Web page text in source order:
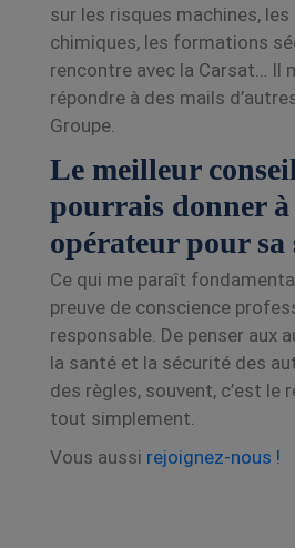
sur les risques machines, les
chimiques, les formations
rencontre avec la Carsat… Il
répondre à des mails
Groupe.
Le meilleur
pourrais donner
opérateur pour sa
Ce qui me paraît
preuve de conscience
responsable. De penser aux
la santé et la sécurité des
des règles, souvent, c’est le
tout simplement.
Vous aussi rejoignez-nous !